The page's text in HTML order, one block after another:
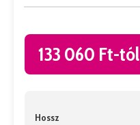
133 060 Ft-tól
Hossz